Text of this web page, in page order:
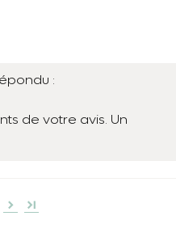
:
de votre avis. Un